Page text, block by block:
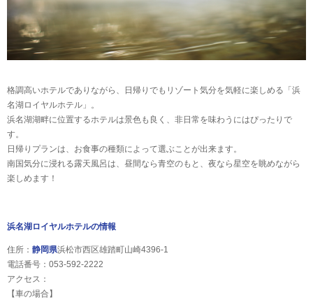
格調高いホテルでありながら、日帰りでもリゾート気分を気軽に楽しめる「浜
名湖ロイヤルホテル」。
浜名湖湖畔に位置するホテルは景色も良く、非日常を味わうにはぴったりで
す。
日帰りプランは、お食事の種類によって選ぶことが出来ます。
南国気分に浸れる露天風呂は、昼間なら青空のもと、夜なら星空を眺めながら
楽しめます！
浜名湖ロイヤルホテルの情報
住所： 静岡県浜松市西区雄踏町山崎4396-1
電話番号：053-592-2222
アクセス：
【車の場合】